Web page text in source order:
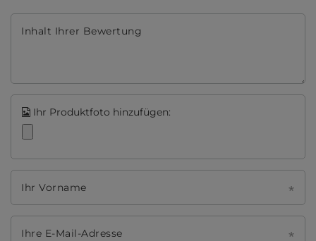
Inhalt Ihrer Bewertung
Ihr Produktfoto hinzufügen:
Ihr Vorname
Ihre E-Mail-Adresse